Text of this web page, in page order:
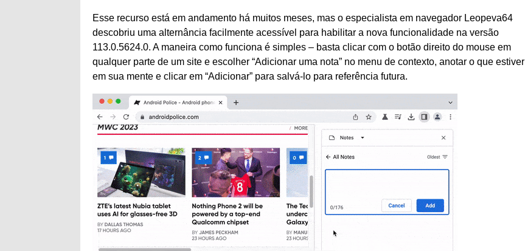
Esse recurso está em andamento há muitos meses, mas o especialista em navegador Leopeva64
descobriu uma alternância facilmente acessível para habilitar a nova funcionalidade na versão
113.0.5624.0. A maneira como funciona é simples – basta clicar com o botão direito do mouse em
qualquer parte de um site e escolher “Adicionar uma nota” no menu de contexto, anotar o que estiver
em sua mente e clicar em “Adicionar” para salvá-lo para referência futura.